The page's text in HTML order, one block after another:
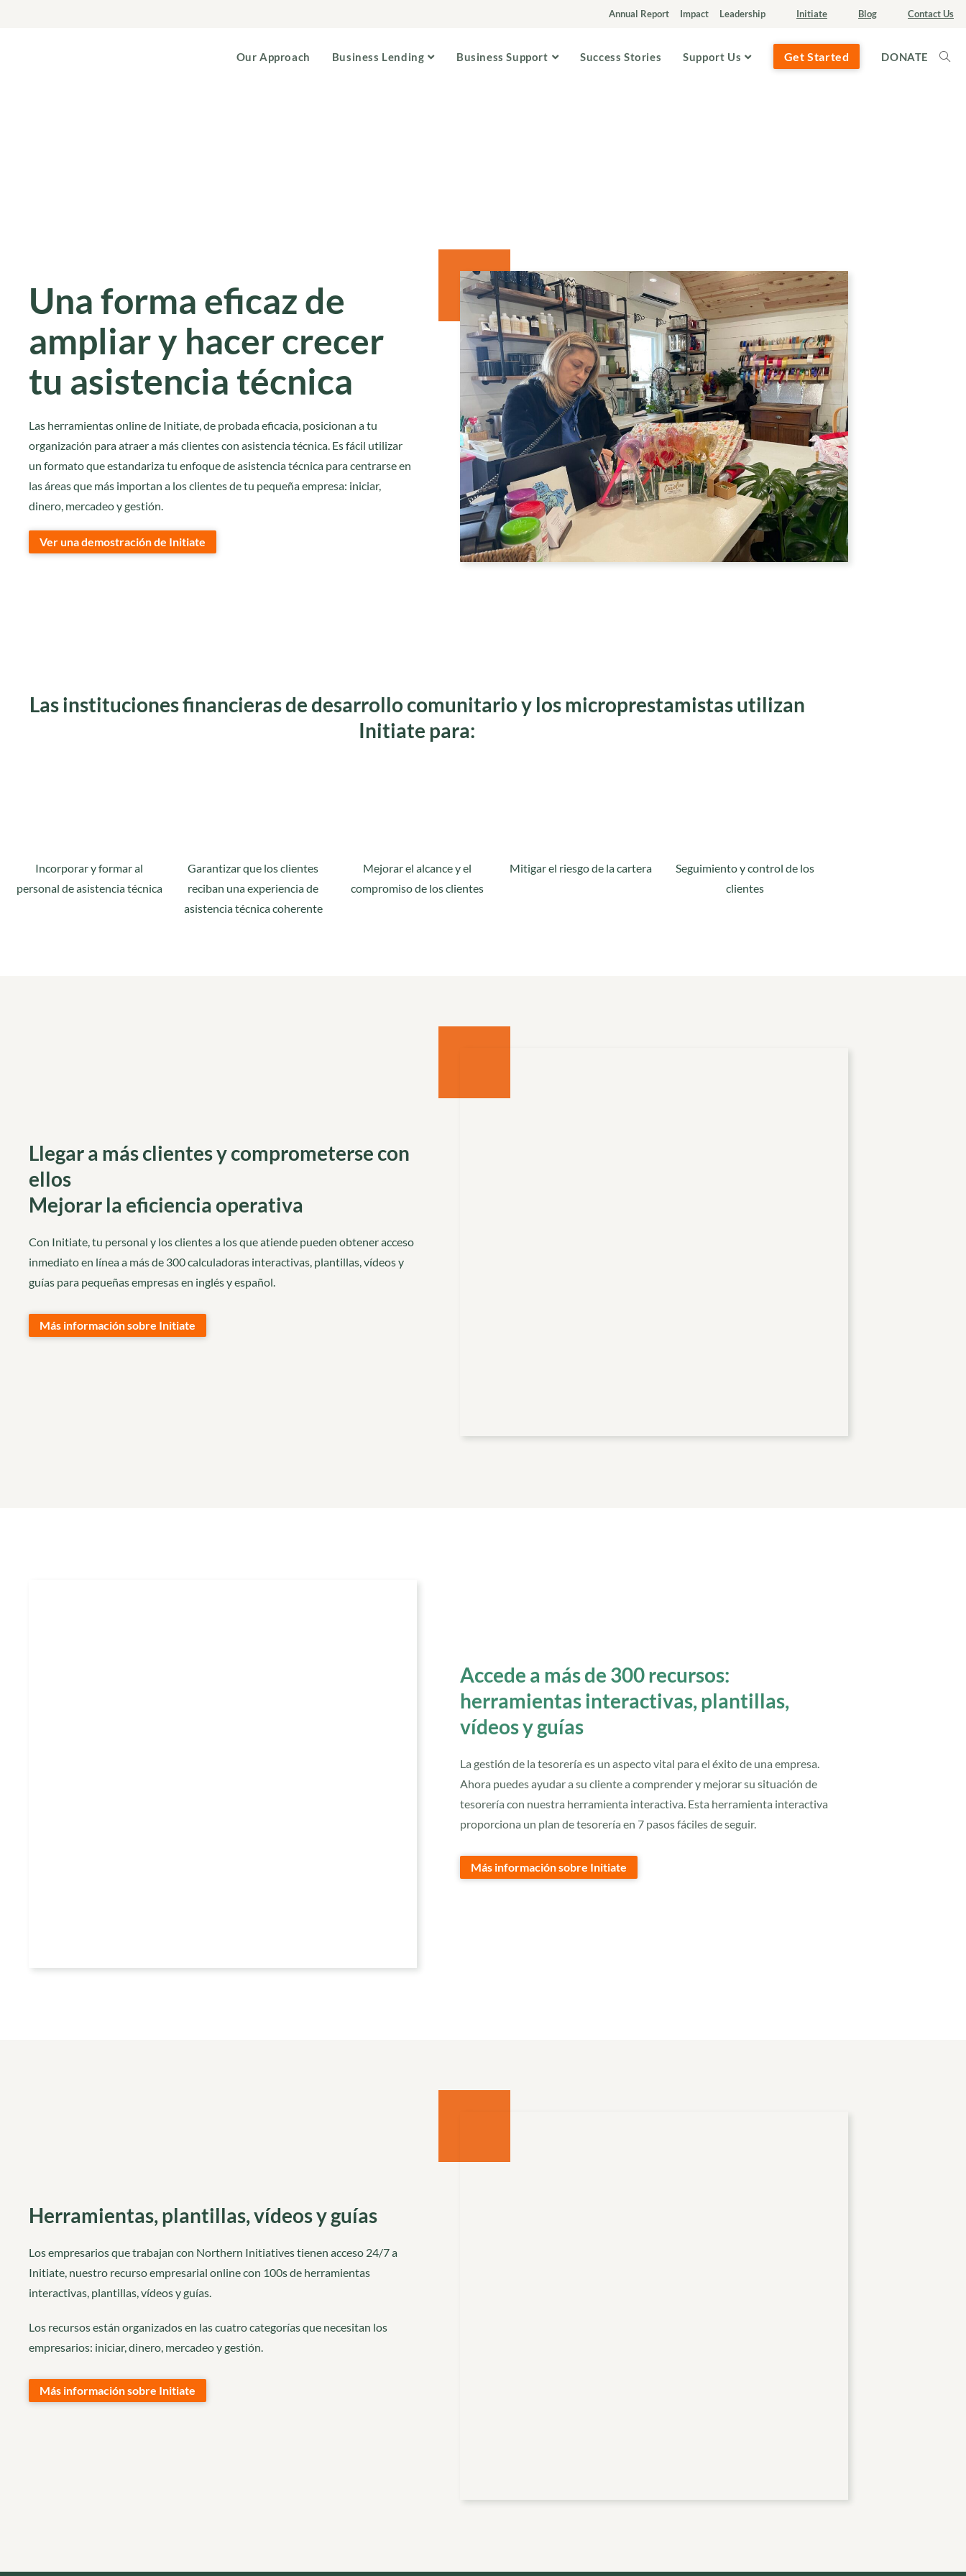
Annual Report Impact Leadership Initiate Blog Contact Us
Our Approach Business Lending Business Support Success Stories Support Us Get Started DONATE
Una forma eficaz de
ampliar y hacer crecer
tu asistencia técnica
Las herramientas online de Initiate, de probada eficacia, posicionan a tu
organización para atraer a más clientes con asistencia técnica. Es fácil utilizar
un formato que estandariza tu enfoque de asistencia técnica para centrarse en
las áreas que más importan a los clientes de tu pequeña empresa: iniciar,
dinero, mercadeo y gestión.
Ver una demostración de Initiate
Las instituciones financieras de desarrollo comunitario y los microprestamistas utilizan
Initiate para:
Incorporar y formar al
personal de asistencia técnica
Garantizar que los clientes
reciban una experiencia de
asistencia técnica coherente
Mejorar el alcance y el
compromiso de los clientes
Mitigar el riesgo de la cartera
Seguimiento y control de los
clientes
Llegar a más clientes y comprometerse con
ellos
Mejorar la eficiencia operativa
Con Initiate, tu personal y los clientes a los que atiende pueden obtener acceso
inmediato en línea a más de 300 calculadoras interactivas, plantillas, vídeos y
guías para pequeñas empresas en inglés y español.
Más información sobre Initiate
Accede a más de 300 recursos:
herramientas interactivas, plantillas,
vídeos y guías
La gestión de la tesorería es un aspecto vital para el éxito de una empresa.
Ahora puedes ayudar a su cliente a comprender y mejorar su situación de
tesorería con nuestra herramienta interactiva. Esta herramienta interactiva
proporciona un plan de tesorería en 7 pasos fáciles de seguir.
Más información sobre Initiate
Herramientas, plantillas, vídeos y guías
Los empresarios que trabajan con Northern Initiatives tienen acceso 24/7 a
Initiate, nuestro recurso empresarial online con 100s de herramientas
interactivas, plantillas, vídeos y guías.
Los recursos están organizados en las cuatro categorías que necesitan los
empresarios: iniciar, dinero, mercadeo y gestión.
Más información sobre Initiate